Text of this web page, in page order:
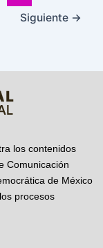
Siguiente →
los contenidos
Comunicación
de México
procesos